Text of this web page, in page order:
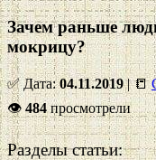
Зачем раньше
мокрицу?
✅ Дата:04.11.2019| 📒
👁 484просмотрели
Разделы статьи: